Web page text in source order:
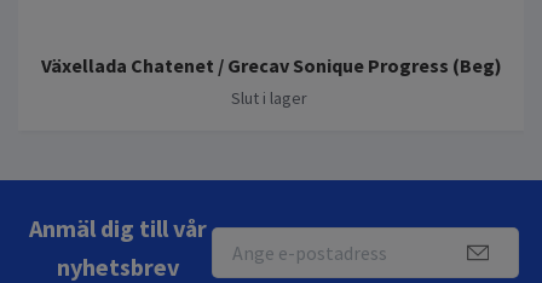
Växellada Chatenet / Grecav Sonique Progress (Beg)
Slut i lager
Anmäl dig till vår
nyhetsbrev